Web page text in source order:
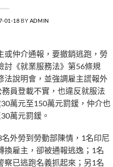
01-18 BY ADMIN
或仲介通報，要撤銷逃跑，勞
討《就業服務法》第56條規
法說明會，並強調雇主謊報外
員登載不實，也違反就服法
萬元至150萬元罰鍰，仲介也
萬元罰鍰。
外勞到勞動部陳情，1名印尼
換雇主，卻被通報逃逸；1名
察已逃跑名義抓起來；另1名